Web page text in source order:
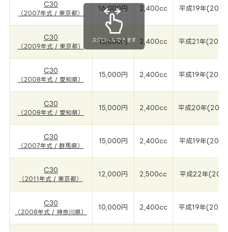
C30
（2007年式 / 東京都）
16,000円 2,400cc 平成19年
C30
（2009年式 / 東京都）
15,000円 2,400cc 平成21年
C30
（2008年式 / 愛知県）
15,000円 2,400cc 平成19年
C30
（2008年式 / 愛知県）
15,000円 2,400cc 平成20年
C30
（2007年式 / 群馬県）
15,000円 2,400cc 平成19年
C30
（2011年式 / 東京都）
12,000円 2,500cc 平成22年
C30
（2008年式 / 神奈川県）
10,000円 2,400cc 平成19年
スクロールできます